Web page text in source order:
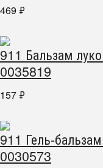
469 ₽
911 Бальзам
0035819
157 ₽
911 Гель-
0030573